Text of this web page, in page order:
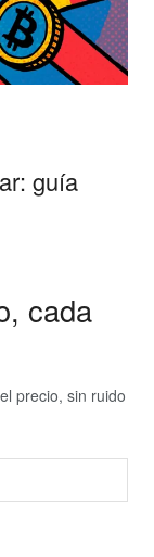
guía
cada
precio, sin ruido